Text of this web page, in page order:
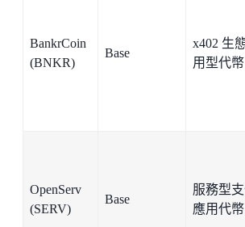
BankrCoin
(BNKR)
Base
x402 生
用型代幣
OpenServ
(SERV)
Base
服務型
應用代幣